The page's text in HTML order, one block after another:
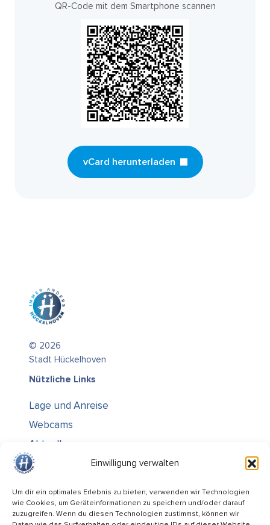
Einwilligung verwalten
Um dir ein optimales Erlebnis zu bieten, verwenden wir Technologien
wie Cookies, um Geräteinformationen zu speichern und/oder darauf
zuzugreifen. Wenn du diesen Technologien zustimmst, können wir
QR-Code mit dem Smartphone scannen
vCard herunterladen
© 2026
Stadt Hückelhoven
Nützliche Links
Lage und Anreise
Webcams
Aktuelles
Über uns
Kontakt / Öffnungszeiten
Alle Ämter